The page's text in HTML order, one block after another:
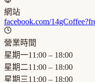
網站
facebook.com/
營業時間
星期一11:00 – 18:00
星期二11:00 – 18:00
星期三11:00 – 18:00